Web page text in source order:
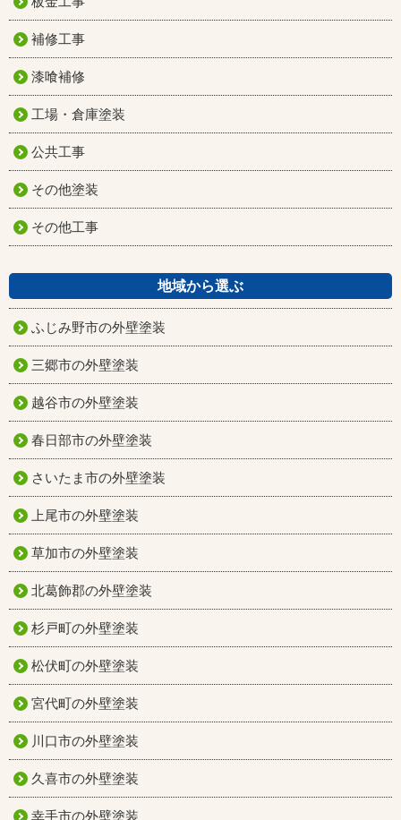
補修工事
漆喰補修
工場・倉庫塗装
公共工事
その他塗装
その他工事
地域から選ぶ
ふじみ野市の外壁塗装
三郷市の外壁塗装
越谷市の外壁塗装
春日部市の外壁塗装
さいたま市の外壁塗装
上尾市の外壁塗装
草加市の外壁塗装
北葛飾郡の外壁塗装
杉戸町の外壁塗装
松伏町の外壁塗装
宮代町の外壁塗装
川口市の外壁塗装
久喜市の外壁塗装
幸手市の外壁塗装